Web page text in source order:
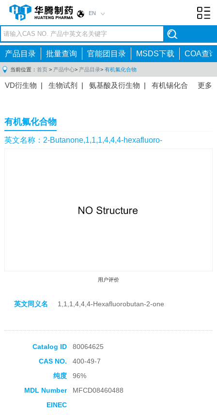
EN
产品目录 批量查询 官能团目录 MSDS下载 COA查询
当前位置： 首页 > 产品中心> 产品目录> 有机氟化合物
更多
VD衍生物 | 生物试剂 | 氨基酸及衍生物 | 有机锡化合
间体|抗高血压药物中间体
感染药物中间体|
体|抗精神病药物中间体 | 抗炎药物中间体
有机氟化合物
英文名称：2-Butanone,1,1,1,4,4,4-hexafluoro-
用户评价
收藏产品
英文同义名 1,1,1,4,4,4-Hexafluorobutan-2-one
Catalog ID
80064625
CAS NO.
400-49-7
纯度
96%
MDL Number
MFCD08460488
EINEC